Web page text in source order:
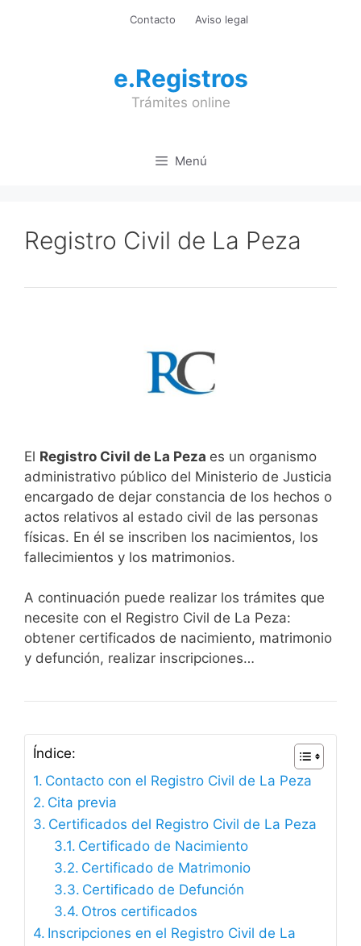
Contacto Aviso legal
e.Registros
Trámites online
Menú
Registro Civil de La Peza
El Registro Civil de La Peza es un organismo
administrativo público del Ministerio de Justicia
encargado de dejar constancia de los hechos o
actos relativos al estado civil de las personas
físicas. En él se inscriben los nacimientos, los
fallecimientos y los matrimonios.
A continuación puede realizar los trámites que
necesite con el Registro Civil de La Peza:
obtener certificados de nacimiento, matrimonio
y defunción, realizar inscripciones…
Índice:
Contacto con el Registro Civil de La Peza
Cita previa
Certificados del Registro Civil de La Peza
Certificado de Nacimiento
Certificado de Matrimonio
Certificado de Defunción
Otros certificados
Inscripciones en el Registro Civil de La